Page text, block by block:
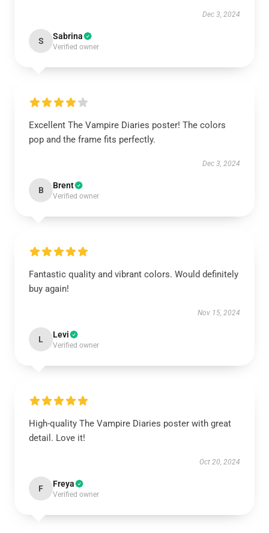
Dec 3, 2024
S Sabrina
Verified owner
Excellent The Vampire Diaries poster! The colors
pop and the frame fits perfectly.
Dec 3, 2024
B Brent
Verified owner
Fantastic quality and vibrant colors. Would definitely
buy again!
Nov 15, 2024
L Levi
Verified owner
High-quality The Vampire Diaries poster with great
detail. Love it!
Oct 20, 2024
F Freya
Verified owner